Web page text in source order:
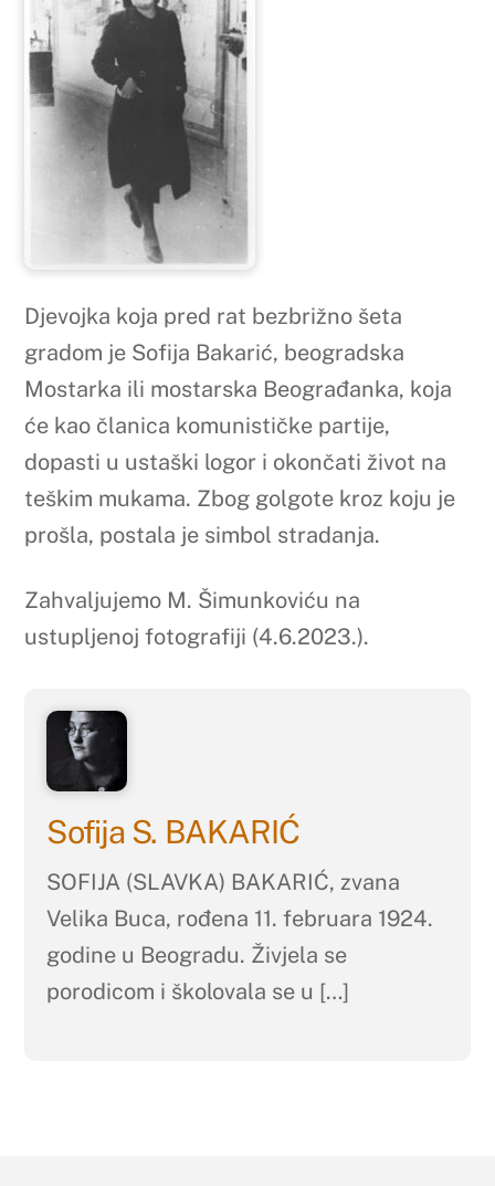
Djevojka koja pred rat bezbrižno šeta
gradom je Sofija Bakarić, beogradska
Mostarka ili mostarska Beograđanka, koja
će kao članica komunističke partije,
dopasti u ustaški logor i okončati život na
teškim mukama. Zbog golgote kroz koju je
prošla, postala je simbol stradanja.
Zahvaljujemo M. Šimunkoviću na
ustupljenoj fotografiji (4.6.2023.).
Sofija S. BAKARIĆ
SOFIJA (SLAVKA) BAKARIĆ, zvana
Velika Buca, rođena 11. februara 1924.
godine u Beogradu. Živjela se
porodicom i školovala se u […]